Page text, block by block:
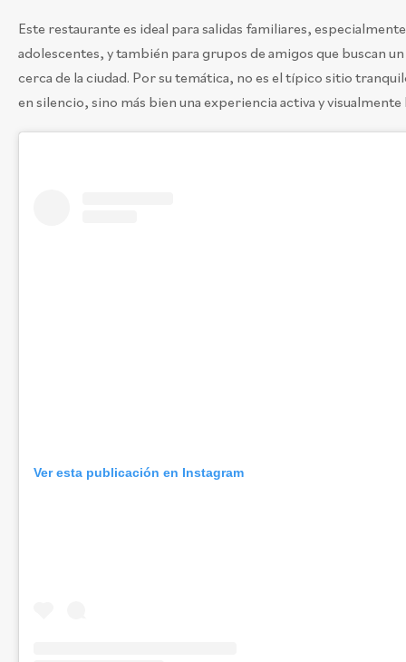
Este restaurante es ideal para salidas familiares,
adolescentes, y también para grupos de amigos que buscan
cerca de la ciudad. Por su temática, no es el típico sitio
en silencio, sino más bien una experiencia activa y visualmente
Ver esta publicación en Instagram